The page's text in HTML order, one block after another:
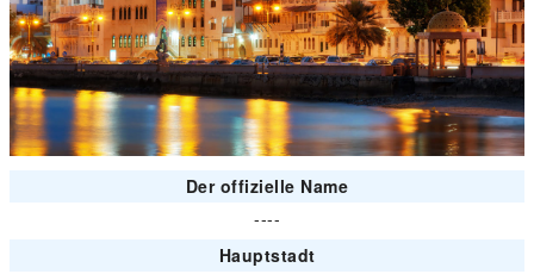
Der offizielle Name
----
Hauptstadt